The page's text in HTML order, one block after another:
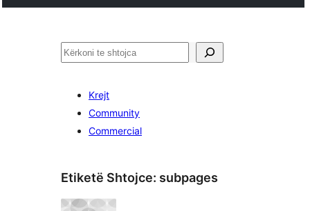
Kërko
Krejt
Community
Commercial
Etiketë Shtojce: subpages